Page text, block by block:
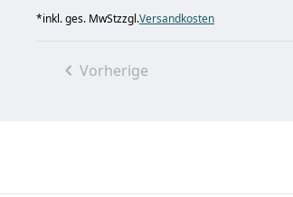
*inkl. ges. MwStzzgl.Versandkosten
Vorherige